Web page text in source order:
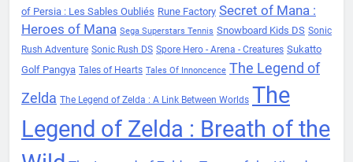
of Persia : Les Sables Oubliés Rune Factory Secret of Mana :
Heroes of Mana Sega Superstars Tennis Snowboard Kids DS Sonic
Rush Adventure Sonic Rush DS Spore Hero - Arena - Creatures Sukatto
Golf Pangya Tales of Hearts Tales Of Innoncence The Legend of
Zelda The Legend of Zelda : A Link Between Worlds The
Legend of Zelda : Breath of the